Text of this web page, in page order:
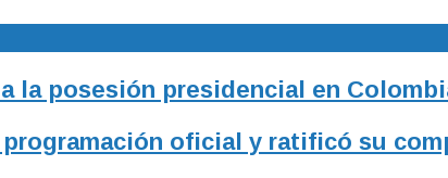
la posesión presidencial en
programación oficial y ratificó su